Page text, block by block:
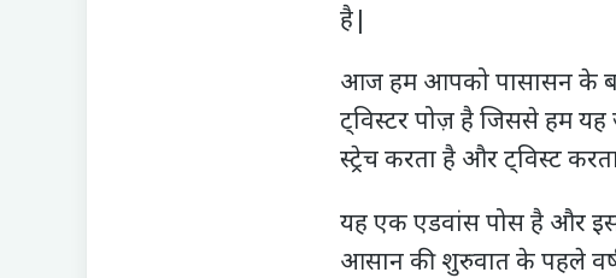
है|
आज हम आपको पासासन के
ट्विस्टर पोज़ है जिससे हम यह
स्ट्रेच करता है और ट्विस्ट
यह एक एडवांस पोस है और
आसान की शुरुवात के पहले